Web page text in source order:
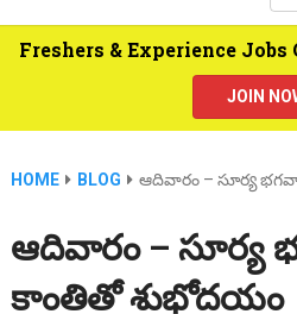
Freshers & Experience
JOIN
HOME BLOG ఆదివారం – సూర్య
ఆదివారం – సూర్య
కాంతితో శుభోదయం